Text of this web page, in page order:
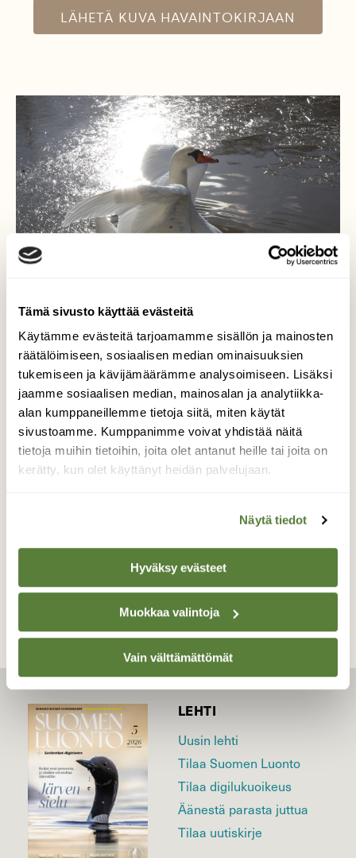
Tämä sivusto käyttää evästeitä
Käytämme evästeitä tarjoamamme sisällön ja mainosten
räätälöimiseen, sosiaalisen median ominaisuuksien
tukemiseen ja kävijämäärämme analysoimiseen. Lisäksi
jaamme sosiaalisen median, mainosalan ja analytiikka-
alan kumppaneillemme tietoja siitä, miten käytät
sivustoamme. Kumppanimme voivat yhdistää näitä
tietoja muihin tietoihin, joita olet antanut heille tai joita on
kerätty, kun olet käyttänyt heidän palvelujaan.
Näytä tiedot
Hyväksy evästeet
Muokkaa valintoja
Vain välttämättömät
LÄHETÄ KUVA HAVAINTOKIRJAAN
Joutsen Aurajoessa
Suomen Joutsenen lisäksi viimeisten päivien
aikana on Turun Aurajoessa Apteekkimuseon
kohdalla oleskellut kyhmyjoutsenpariskunta.
TAKAISIN LISTAAN
LEHTI
Uusin lehti
Tilaa Suomen Luonto
Tilaa digilukuoikeus
Äänestä parasta juttua
Tilaa uutiskirje